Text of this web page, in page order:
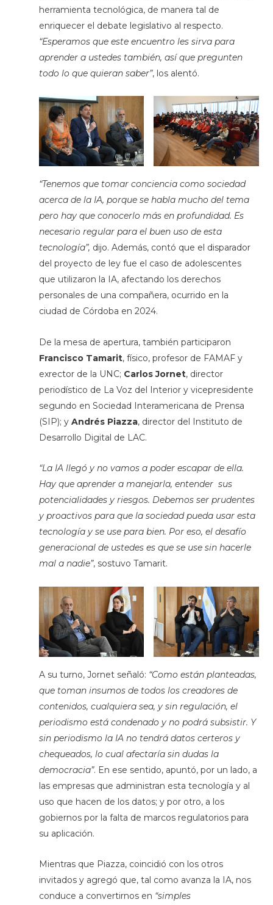
herramienta tecnológica, de manera tal de
enriquecer el debate legislativo al respecto.
“Esperamos que este encuentro les sirva para
aprender a ustedes también, así que pregunten
todo lo que quieran saber”, los alentó.
“Tenemos que tomar conciencia como sociedad
acerca de la IA, porque se habla mucho del tema
pero hay que conocerlo más en profundidad. Es
necesario regular para el buen uso de esta
tecnología”, dijo. Además, contó que el disparador
del proyecto de ley fue el caso de adolescentes
que utilizaron la IA, afectando los derechos
personales de una compañera, ocurrido en la
ciudad de Córdoba en 2024.
De la mesa de apertura, también participaron
Francisco Tamarit, físico, profesor de FAMAF y
exrector de la UNC; Carlos Jornet, director
periodístico de La Voz del Interior y vicepresidente
segundo en Sociedad Interamericana de Prensa
(SIP); y Andrés Piazza, director del Instituto de
Desarrollo Digital de LAC.
“La IA llegó y no vamos a poder escapar de ella.
Hay que aprender a manejarla, entender sus
potencialidades y riesgos. Debemos ser prudentes
y proactivos para que la sociedad pueda usar esta
tecnología y se use para bien. Por eso, el desafío
generacional de ustedes es que se use sin hacerle
mal a nadie”, sostuvo Tamarit.
A su turno, Jornet señaló: “Como están planteadas,
que toman insumos de todos los creadores de
contenidos, cualquiera sea, y sin regulación, el
periodismo está condenado y no podrá subsistir. Y
sin periodismo la IA no tendrá datos certeros y
chequeados, lo cual afectaría sin dudas la
democracia”. En ese sentido, apuntó, por un lado, a
las empresas que administran esta tecnología y al
uso que hacen de los datos; y por otro, a los
gobiernos por la falta de marcos regulatorios para
su aplicación.
Mientras que Piazza, coincidió con los otros
invitados y agregó que, tal como avanza la IA, nos
conduce a convertirnos en “simples